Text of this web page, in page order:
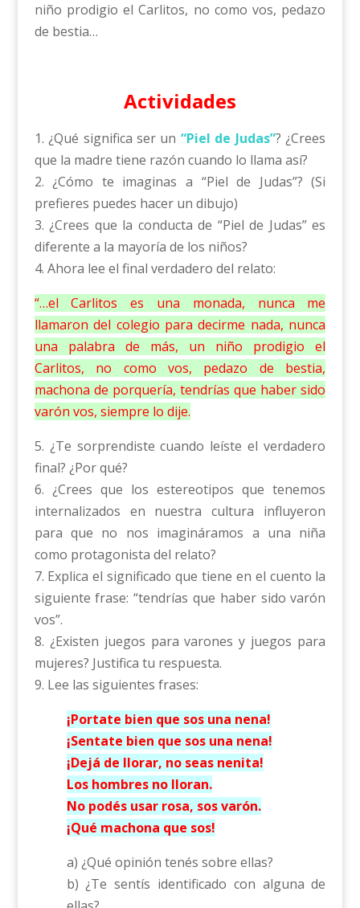
niño prodigio el Carlitos, no como vos, pedazo
de bestia…
Actividades
1. ¿Qué significa ser un “Piel de Judas”? ¿Crees
que la madre tiene razón cuando lo llama así?
2. ¿Cómo te imaginas a “Piel de Judas”? (Si
prefieres puedes hacer un dibujo)
3. ¿Crees que la conducta de “Piel de Judas” es
diferente a la mayoría de los niños?
4. Ahora lee el final verdadero del relato:
“…el Carlitos es una monada, nunca me
llamaron del colegio para decirme nada, nunca
una palabra de más, un niño prodigio el
Carlitos, no como vos, pedazo de bestia,
machona de porquería, tendrías que haber sido
varón vos, siempre lo dije.
5. ¿Te sorprendiste cuando leíste el verdadero
final? ¿Por qué?
6. ¿Crees que los estereotipos que tenemos
internalizados en nuestra cultura influyeron
para que no nos imagináramos a una niña
como protagonista del relato?
7. Explica el significado que tiene en el cuento la
siguiente frase: “tendrías que haber sido varón
vos”.
8. ¿Existen juegos para varones y juegos para
mujeres? Justifica tu respuesta.
9. Lee las siguientes frases:
¡Portate bien que sos una nena!
¡Sentate bien que sos una nena!
¡Dejá de llorar, no seas nenita!
Los hombres no lloran.
No podés usar rosa, sos varón.
¡Qué machona que sos!
a) ¿Qué opinión tenés sobre ellas?
b) ¿Te sentís identificado con alguna de